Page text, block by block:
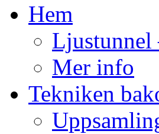
Hem
Ljustunnel
Mer info
Tekniken